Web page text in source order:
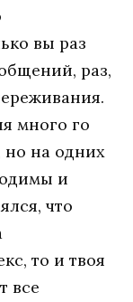
вы раз
раз,
много го
но на одних
и
что
то и твоя
все